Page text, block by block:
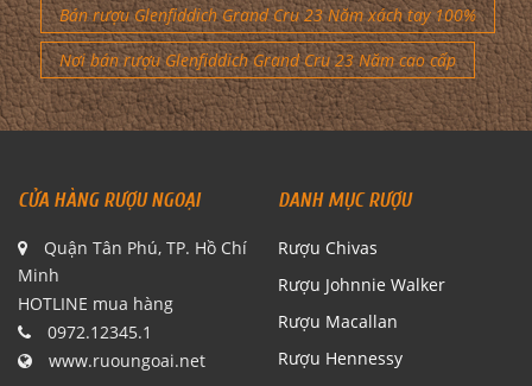
Bán rượu Glenfiddich Grand Cru 23 Năm xách tay 100%
Nơi bán rượu Glenfiddich Grand Cru 23 Năm cao cấp
CỬA HÀNG RƯỢU NGOẠI
Quận Tân Phú, TP. Hồ Chí
Minh
HOTLINE mua hàng
0972.12345.1
www.ruoungoai.net
DANH MỤC RƯỢU
Rượu Chivas
Rượu Johnnie Walker
Rượu Macallan
Rượu Hennessy